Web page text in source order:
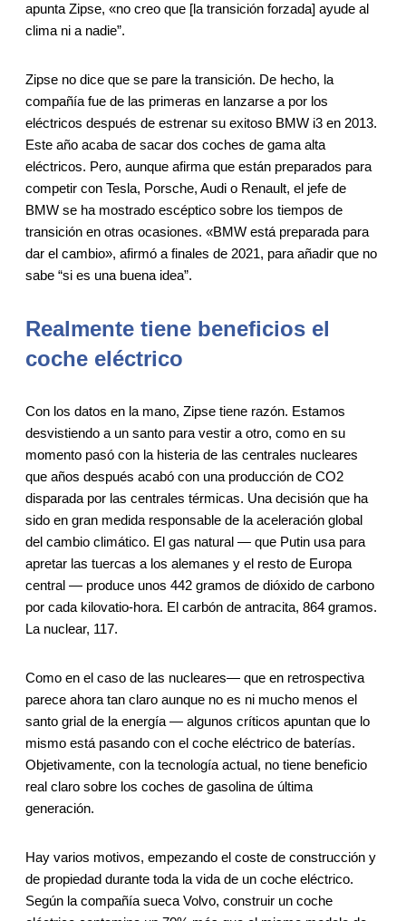
apunta Zipse, «no creo que [la transición forzada] ayude al
clima ni a nadie”.
Zipse no dice que se pare la transición. De hecho, la
compañía fue de las primeras en lanzarse a por los
eléctricos después de estrenar su exitoso BMW i3 en 2013.
Este año acaba de sacar dos coches de gama alta
eléctricos. Pero, aunque afirma que están preparados para
competir con Tesla, Porsche, Audi o Renault, el jefe de
BMW se ha mostrado escéptico sobre los tiempos de
transición en otras ocasiones. «BMW está preparada para
dar el cambio», afirmó a finales de 2021, para añadir que no
sabe “si es una buena idea”.
Realmente tiene beneficios el
coche eléctrico
Con los datos en la mano, Zipse tiene razón. Estamos
desvistiendo a un santo para vestir a otro, como en su
momento pasó con la histeria de las centrales nucleares
que años después acabó con una producción de CO2
disparada por las centrales térmicas. Una decisión que ha
sido en gran medida responsable de la aceleración global
del cambio climático. El gas natural — que Putin usa para
apretar las tuercas a los alemanes y el resto de Europa
central — produce unos 442 gramos de dióxido de carbono
por cada kilovatio-hora. El carbón de antracita, 864 gramos.
La nuclear, 117.
Como en el caso de las nucleares— que en retrospectiva
parece ahora tan claro aunque no es ni mucho menos el
santo grial de la energía — algunos críticos apuntan que lo
mismo está pasando con el coche eléctrico de baterías.
Objetivamente, con la tecnología actual, no tiene beneficio
real claro sobre los coches de gasolina de última
generación.
Hay varios motivos, empezando el coste de construcción y
de propiedad durante toda la vida de un coche eléctrico.
Según la compañía sueca Volvo, construir un coche